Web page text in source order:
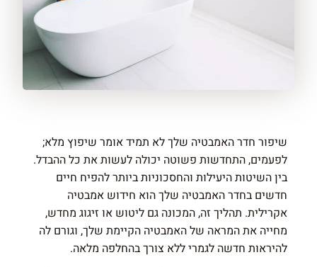
שיפור חדר האמבטיה שלך לא תמיד אומר שיפוץ מלא;
לפעמים, התחדשות פשוטה יכולה לעשות את כל ההבדל.
בין השיטות היעילות והחסכוניות ביותר להפיח חיים
חדשים בחדר האמבטיה שלך הוא חידוש אמבטיה
אקרילית. תהליך זה, המכונה גם ליטוש או זיגוג מחדש,
מחייה את המראה של האמבטיה הקיימת שלך, וגורם לה
להיראות חדשה לגמרי ללא צורך בהחלפה מלאה.